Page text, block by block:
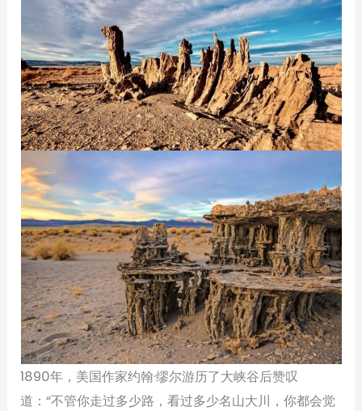
1890年，美国作家约翰·缪尔游历了大峡谷后赞叹
道：“不管你走过多少路，看过多少名山大川，你都会觉